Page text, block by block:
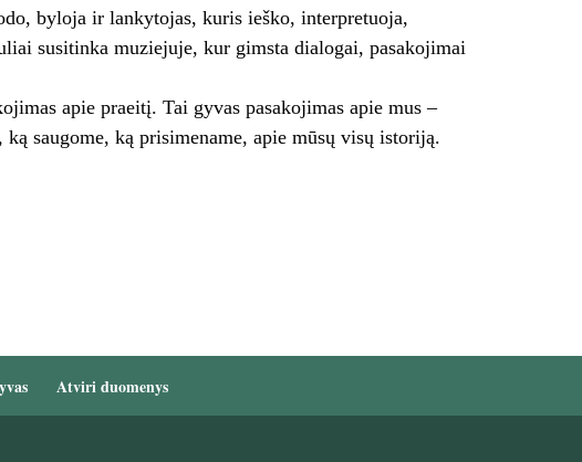
byloja ir lankytojas, kuris ieško, interpretuoja,
susitinka muziejuje, kur gimsta dialogai, pasakojimai
apie praeitį. Tai gyvas pasakojimas apie mus –
saugome, ką prisimename, apie mūsų visų istoriją.
Atviri duomenys